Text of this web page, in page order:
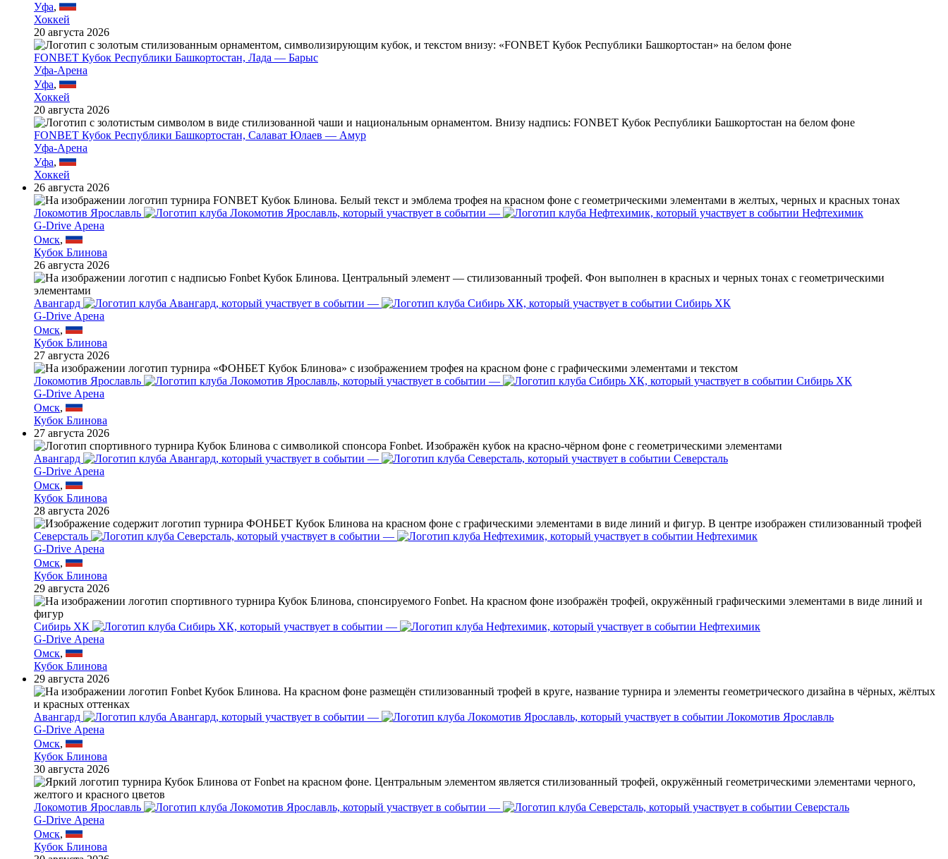
Уфа,
Хоккей
20 августа 2026
FONBET Кубок Республики Башкортостан, Лада — Барыс
Уфа-Арена
Уфа,
Хоккей
20 августа 2026
FONBET Кубок Республики Башкортостан, Салават Юлаев — Амур
Уфа-Арена
Уфа,
Хоккей
26 августа 2026
Локомотив Ярославль —
Нефтехимик
G-Drive Арена
Омск,
Кубок Блинова
26 августа 2026
Авангард —
Сибирь ХК
G-Drive Арена
Омск,
Кубок Блинова
27 августа 2026
Локомотив Ярославль —
Сибирь ХК
G-Drive Арена
Омск,
Кубок Блинова
27 августа 2026
Авангард —
Северсталь
G-Drive Арена
Омск,
Кубок Блинова
28 августа 2026
Северсталь —
Нефтехимик
G-Drive Арена
Омск,
Кубок Блинова
29 августа 2026
Сибирь ХК —
Нефтехимик
G-Drive Арена
Омск,
Кубок Блинова
29 августа 2026
Авангард —
Локомотив Ярославль
G-Drive Арена
Омск,
Кубок Блинова
30 августа 2026
Локомотив Ярославль —
Северсталь
G-Drive Арена
Омск,
Кубок Блинова